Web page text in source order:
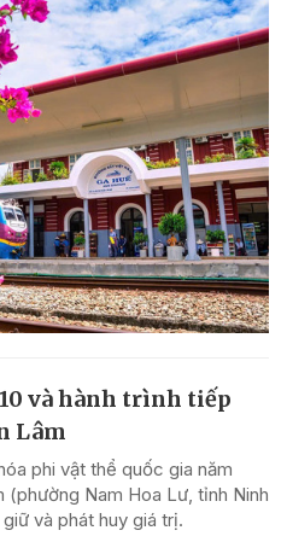
và hành trình tiếp
Lâm
phi vật thể quốc gia năm
(phường Nam Hoa Lư, tỉnh Ninh
và phát huy giá trị.